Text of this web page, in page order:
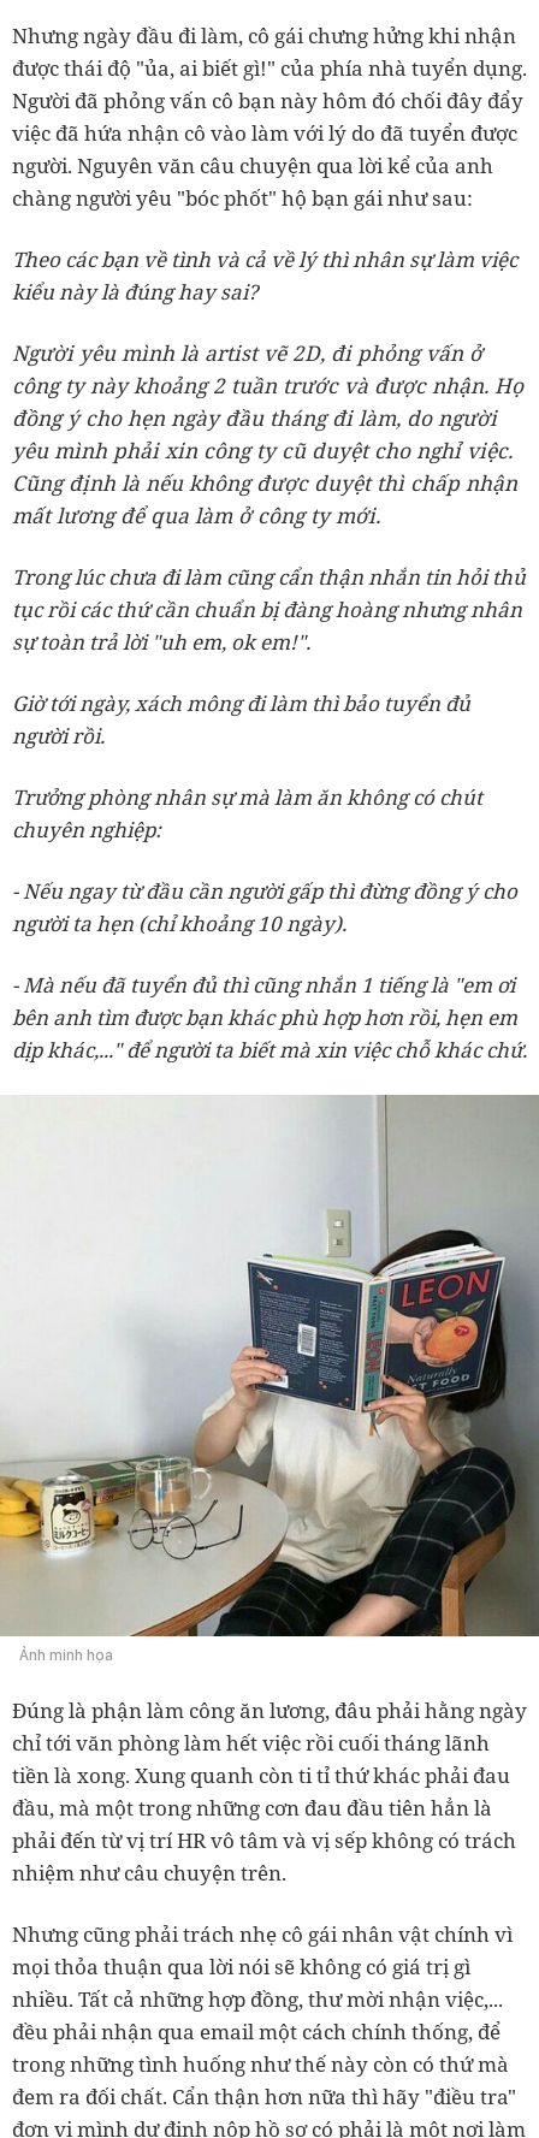
Nhưng ngày đầu đi làm, cô gái chưng hửng khi nhận
được thái độ "ủa, ai biết gì!" của phía nhà tuyển dụng.
Người đã phỏng vấn cô bạn này hôm đó chối đây đẩy
việc đã hứa nhận cô vào làm với lý do đã tuyển được
người. Nguyên văn câu chuyện qua lời kể của anh
chàng người yêu "bóc phốt" hộ bạn gái như sau:
Theo các bạn về tình và cả về lý thì nhân sự làm việc
kiểu này là đúng hay sai?
Người yêu mình là artist vẽ 2D, đi phỏng vấn ở
công ty này khoảng 2 tuần trước và được nhận. Họ
đồng ý cho hẹn ngày đầu tháng đi làm, do người
yêu mình phải xin công ty cũ duyệt cho nghỉ việc.
Cũng định là nếu không được duyệt thì chấp nhận
mất lương để qua làm ở công ty mới.
Trong lúc chưa đi làm cũng cẩn thận nhắn tin hỏi thủ
tục rồi các thứ cần chuẩn bị đàng hoàng nhưng nhân
sự toàn trả lời "uh em, ok em!".
Giờ tới ngày, xách mông đi làm thì bảo tuyển đủ
người rồi.
Trưởng phòng nhân sự mà làm ăn không có chút
chuyên nghiệp:
- Nếu ngay từ đầu cần người gấp thì đừng đồng ý cho
người ta hẹn (chỉ khoảng 10 ngày).
- Mà nếu đã tuyển đủ thì cũng nhắn 1 tiếng là "em ơi
bên anh tìm được bạn khác phù hợp hơn rồi, hẹn em
dịp khác,..." để người ta biết mà xin việc chỗ khác chứ.
Ảnh minh họa
Đúng là phận làm công ăn lương, đâu phải hằng ngày
chỉ tới văn phòng làm hết việc rồi cuối tháng lãnh
tiền là xong. Xung quanh còn ti tỉ thứ khác phải đau
đầu, mà một trong những cơn đau đầu tiên hẳn là
phải đến từ vị trí HR vô tâm và vị sếp không có trách
nhiệm như câu chuyện trên.
Nhưng cũng phải trách nhẹ cô gái nhân vật chính vì
mọi thỏa thuận qua lời nói sẽ không có giá trị gì
nhiều. Tất cả những hợp đồng, thư mời nhận việc,...
đều phải nhận qua email một cách chính thống, để
trong những tình huống như thế này còn có thứ mà
đem ra đối chất. Cẩn thận hơn nữa thì hãy "điều tra"
đơn vị mình dự định nộp hồ sơ có phải là một nơi làm